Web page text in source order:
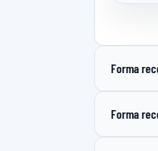
Forma
Forma